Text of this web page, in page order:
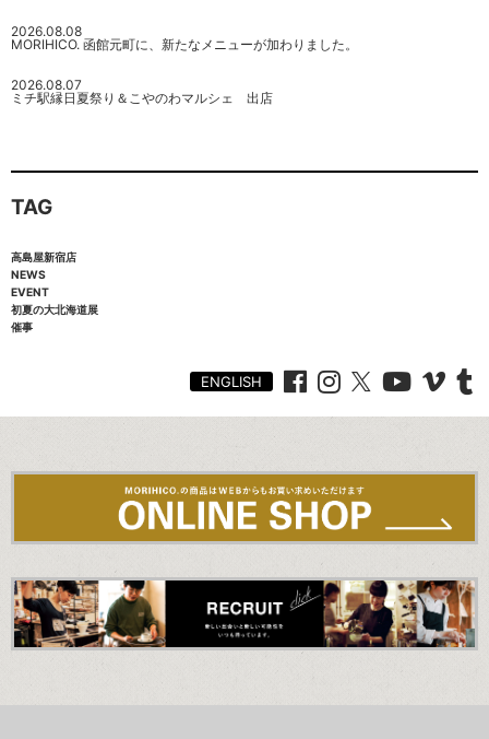
2026.08.08
MORIHICO. 函館元町に、新たなメニューが加わりました。
2026.08.07
ミチ駅縁日夏祭り＆こやのわマルシェ 出店
TAG
高島屋新宿店
NEWS
EVENT
初夏の大北海道展
催事
ENGLISH